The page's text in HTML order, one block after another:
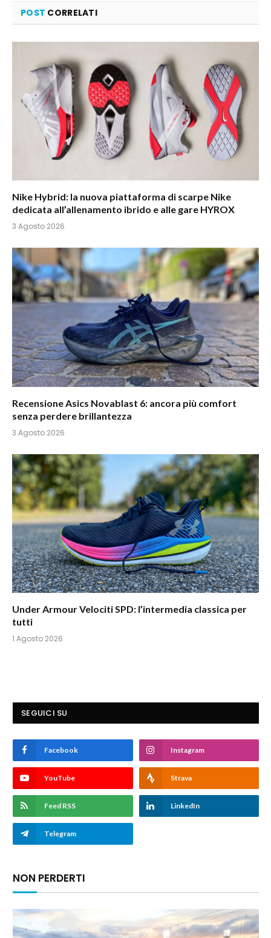
POST CORRELATI
Nike Hybrid: la nuova piattaforma di scarpe Nike
dedicata all’allenamento ibrido e alle gare HYROX
3 Agosto 2026
Recensione Asics Novablast 6: ancora più comfort
senza perdere brillantezza
3 Agosto 2026
Under Armour Velociti SPD: l’intermedia classica per
tutti
1 Agosto 2026
SEGUICI SU
Facebook Instagram
YouTube Strava
Feed RSS LinkedIn
Telegram
NON PERDERTI